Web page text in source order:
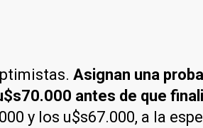
Asignan una
antes de que
y los u$s67.000, a la